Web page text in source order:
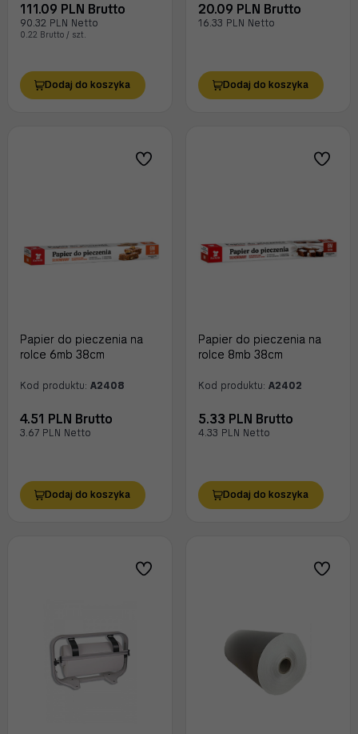
111.09 PLN Brutto
90.32 PLN Netto
0.22 Brutto / szt.
Dodaj do koszyka
20.09 PLN Brutto
16.33 PLN Netto
Dodaj do koszyka
Papier do pieczenia na
rolce 6mb 38cm
Kod produktu: A2408
4.51 PLN Brutto
3.67 PLN Netto
Dodaj do koszyka
Papier do pieczenia na
rolce 8mb 38cm
Kod produktu: A2402
5.33 PLN Brutto
4.33 PLN Netto
Dodaj do koszyka